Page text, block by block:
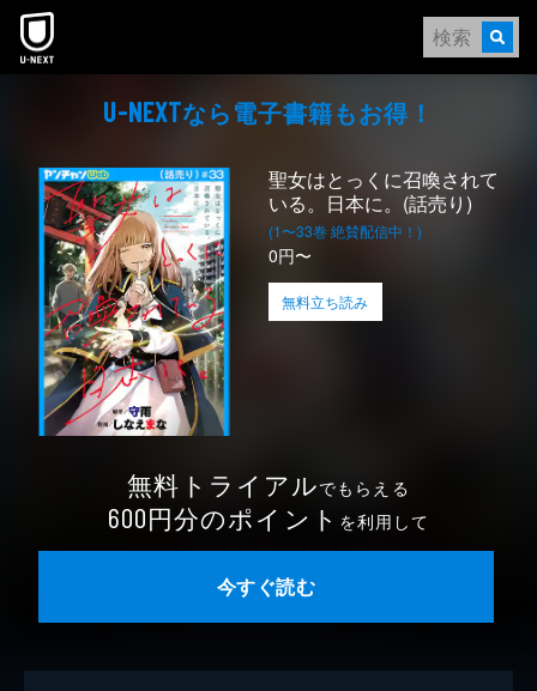
本文へスキップ
U-NEXTなら電⼦書籍もお得！
聖女はとっくに召喚されて
いる。日本に。(話売り)
(1〜33巻 絶賛配信中！)
0円〜
無料立ち読み
無料トライアルでもらえる
600円分のポイント を利用して
今すぐ読む